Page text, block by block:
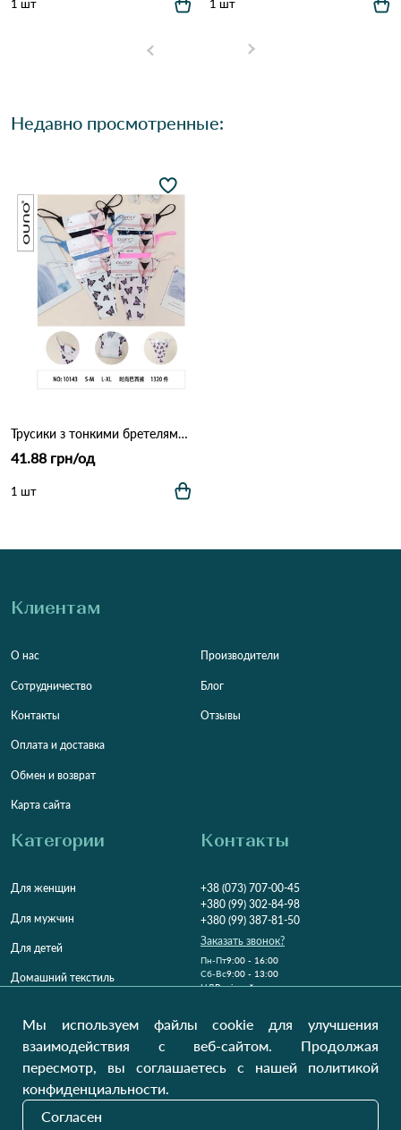
1 шт 1 шт
Недавно просмотренные:
Трусики з тонкими бретелями OUNO 10143 (4B) Різні кольори
41.88 грн/од
1 шт
Клиентам
О нас
Сотрудничество
Контакты
Оплата и доставка
Обмен и возврат
Карта сайта
Производители
Блог
Отзывы
Категории
Для женщин
Для мужчин
Для детей
Домашний текстиль
Контакты
+38 (073) 707-00-45
+380 (99) 302-84-98
+380 (99) 387-81-50
Заказать звонок?
Пн-Пт9:00 - 16:00
Cб-Вс9:00 - 13:00
НДВихідний
Україна, Луцьк, 43000
Наши обновления
Мы используем файлы cookie для улучшения
взаимодействия с веб-сайтом. Продолжая
пересмотр, вы соглашаетесь с нашей политикой
конфиденциальности.
Согласен